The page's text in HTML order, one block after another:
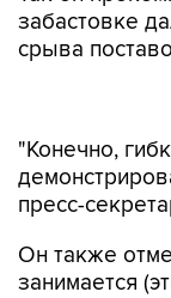
забастовке
срыва
пресс-
Он также
оперативно